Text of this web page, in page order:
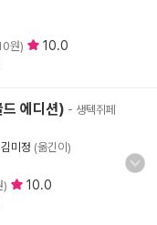
원) 10.0
드 에디션) - 생텍쥐페
김미정 (옮긴이)
) 10.0